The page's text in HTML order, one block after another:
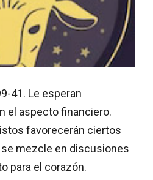
41. Le esperan
el aspecto financiero.
favorecerán ciertos
mezcle en discusiones
para el corazón.